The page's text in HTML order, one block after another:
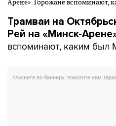
Трамваи на
Рей на «Минск-
вспоминают, каким был